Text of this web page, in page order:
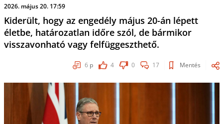
2026. május 20. 17:59
Kiderült, hogy az engedély május 20-án lépett
életbe, határozatlan időre szól, de bármikor
visszavonható vagy felfüggeszthető.
6 p 4 0 17 Mentés